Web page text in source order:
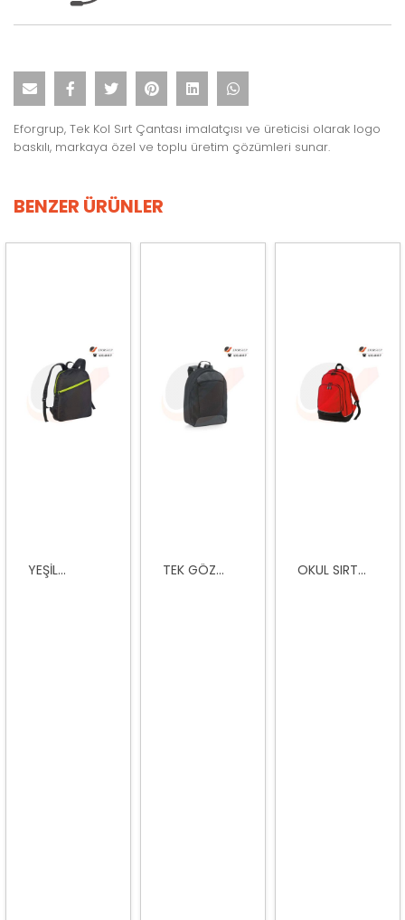
Eforgrup, Tek Kol Sırt Çantası imalatçısı ve üreticisi olarak logo
baskılı, markaya özel ve toplu üretim çözümleri sunar.
BENZER ÜRÜNLER
YEŞIL... TEK GÖZ... OKUL SIRT...